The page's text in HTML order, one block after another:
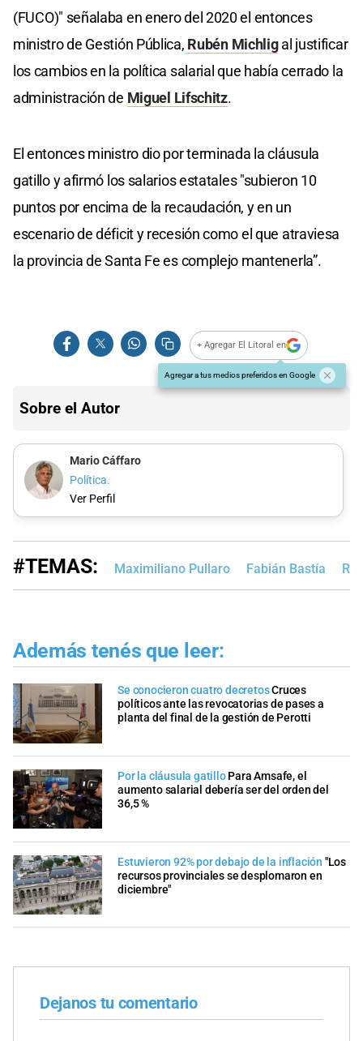
(FUCO)" señalaba en enero del 2020 el entonces
ministro de Gestión Pública, Rubén Michligal justificar
los cambios en la política salarial que había cerrado la
administración de Miguel Lifschitz.
El entonces ministro dio por terminada la cláusula
gatillo y afirmó los salarios estatales "subieron 10
puntos por encima de la recaudación, y en un
escenario de déficit y recesión como el que atraviesa
la provincia de Santa Fe es complejo mantenerla”.
+ Agregar El Litoral en
Agregar a tus medios preferidos en Google
Sobre el Autor
Mario Cáffaro
Política.
Ver Perfil
#TEMAS: Maximiliano Pullaro Fabián Bastía
Además tenés que leer:
Se conocieron cuatro decretosCruces
políticos ante las revocatorias de pases a
planta del final de la gestión de Perotti
Por la cláusula gatillo Para Amsafe, el
aumento salarial debería ser del orden del
36,5 %
Estuvieron 92% por debajo de la inflación "Los
recursos provinciales se desplomaron en
diciembre"
Dejanos tu comentario